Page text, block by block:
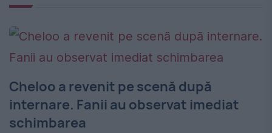
Evenimentul
Zilei
Cheloo a revenit pe scenă după
internare. Fanii au observat imediat
schimbarea